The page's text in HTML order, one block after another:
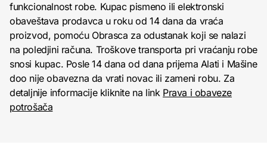
funkcionalnost robe. Kupac pismeno ili elektronski
obaveštava prodavca u roku od 14 dana da vraća
proizvod, pomoću Obrasca za odustanak koji se nalazi
na poledjini računa. Troškove transporta pri vraćanju robe
snosi kupac. Posle 14 dana od dana prijema Alati i Mašine
doo nije obavezna da vrati novac ili zameni robu. Za
detaljnije informacije kliknite na link Prava i obaveze
potrošača